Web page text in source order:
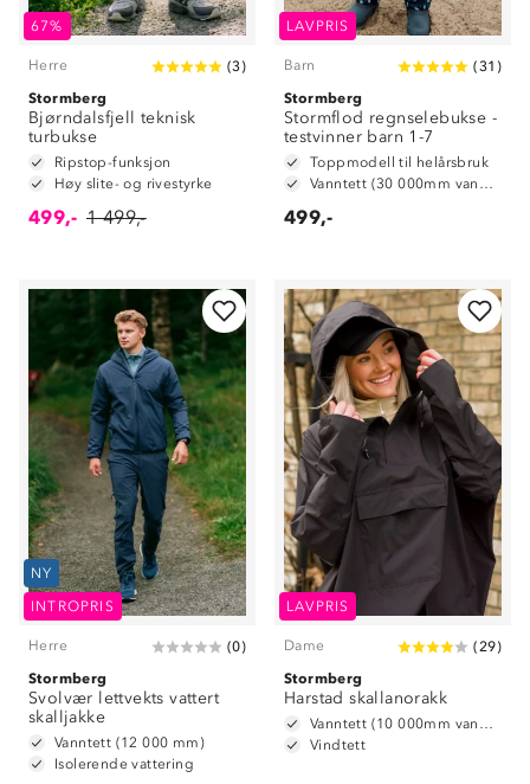
67%
Herre (3)
Stormberg
Bjørndalsfjell teknisk
turbukse
Ripstop-funksjon
Høy slite- og rivestyrke
499,- 1 499,-
LAVPRIS
Barn (31 )
Stormberg
Stormflod regnselebukse -
testvinner barn 1-7
Toppmodell til helårsbruk
Vanntett (30 000mm vannsøyle)
499,-
NY
INTROPRIS
Herre (0)
Stormberg
Svolvær lettvekts vattert
skalljakke
Vanntett (12 000 mm)
Isolerende vattering
LAVPRIS
Dame (29)
Stormberg
Harstad skallanorakk
Vanntett (10 000mm vannsøyle)
Vindtett